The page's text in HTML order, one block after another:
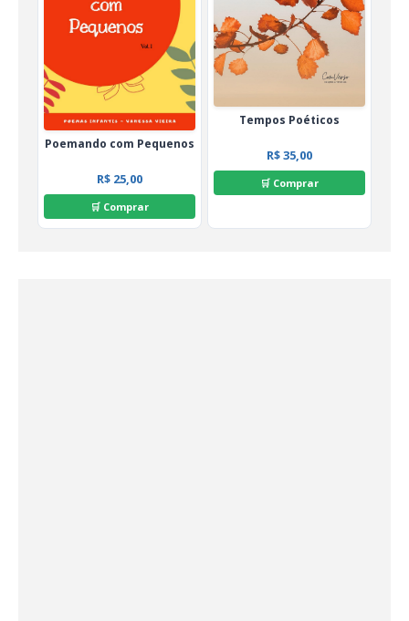
Poemando com Pequenos
R$ 25,00
🛒 Comprar
Tempos Poéticos
R$ 35,00
🛒 Comprar